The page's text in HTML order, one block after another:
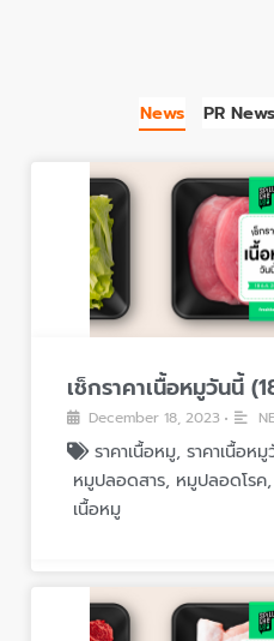
News PR News
เช็กราคาเนื้อหมูวันนี้
December 18, 2023 •
ราคาเนื้อหมู, ราคาเนื้อห
หมูปลอดสาร, หมูปลอดโรค,
เนื้อหมู